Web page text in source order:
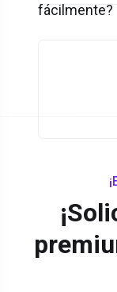
fácilmente?